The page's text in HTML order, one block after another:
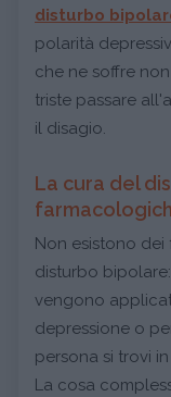
disturbo
polarità
che ne soffre
triste passare
il disagio.
La cura del
Non esistono
disturbo
vengono
depressione o
persona si trovi
La cosa